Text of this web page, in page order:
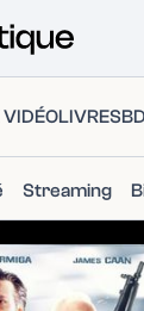
LIVRESBD
Streaming